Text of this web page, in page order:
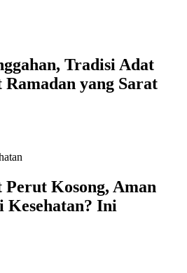
Tradisi Adat
yang Sarat
Kosong, Aman
Kesehatan? Ini